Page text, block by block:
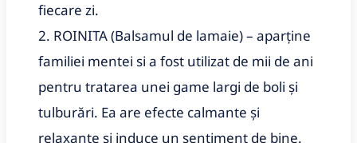
fiecare zi.
2. ROINITA (Balsamul de lamaie) – aparține
familiei mentei si a fost utilizat de mii de ani
pentru tratarea unei game largi de boli și
tulburări. Ea are efecte calmante și
relaxante și induce un sentiment de bine.